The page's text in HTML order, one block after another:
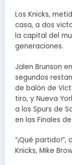
Los Knicks,
casa, a dos
la capital del
generaciones.
Jalen Brunson
segundos
de balón de
tiro, y Nueva
a los Spurs de
en las Finales de
“¡Qué
Knicks, Mike